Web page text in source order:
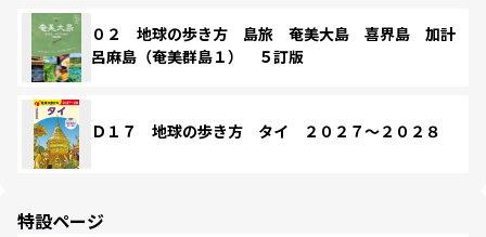
０２ 地球の歩き方 島旅 奄美大島 喜界島 加計
呂麻島（奄美群島１） ５訂版
Ｄ１７ 地球の歩き方 タイ ２０２７～２０２８
特設ページ